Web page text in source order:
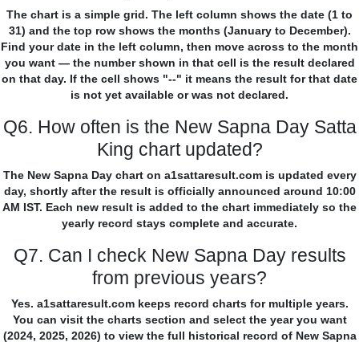
The chart is a simple grid. The left column shows the date (1 to
31) and the top row shows the months (January to December).
Find your date in the left column, then move across to the month
you want — the number shown in that cell is the result declared
on that day. If the cell shows "--" it means the result for that date
is not yet available or was not declared.
Q6. How often is the New Sapna Day Satta
King chart updated?
The New Sapna Day chart on a1sattaresult.com is updated every
day, shortly after the result is officially announced around 10:00
AM IST. Each new result is added to the chart immediately so the
yearly record stays complete and accurate.
Q7. Can I check New Sapna Day results
from previous years?
Yes. a1sattaresult.com keeps record charts for multiple years.
You can visit the charts section and select the year you want
(2024, 2025, 2026) to view the full historical record of New Sapna